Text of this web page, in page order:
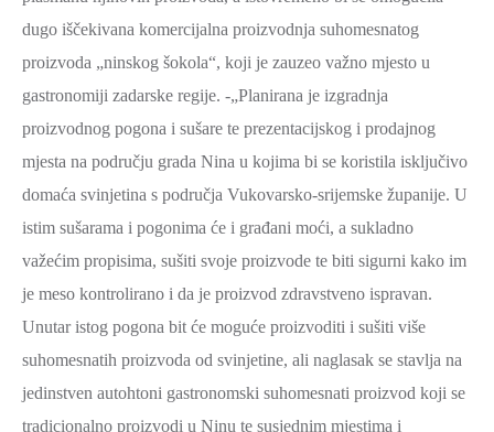
dugo iščekivana komercijalna proizvodnja suhomesnatog
proizvoda „ninskog šokola“, koji je zauzeo važno mjesto u
gastronomiji zadarske regije. -„Planirana je izgradnja
proizvodnog pogona i sušare te prezentacijskog i prodajnog
mjesta na području grada Nina u kojima bi se koristila isključivo
domaća svinjetina s područja Vukovarsko-srijemske županije. U
istim sušarama i pogonima će i građani moći, a sukladno
važećim propisima, sušiti svoje proizvode te biti sigurni kako im
je meso kontrolirano i da je proizvod zdravstveno ispravan.
Unutar istog pogona bit će moguće proizvoditi i sušiti više
suhomesnatih proizvoda od svinjetine, ali naglasak se stavlja na
jedinstven autohtoni gastronomski suhomesnati proizvod koji se
tradicionalno proizvodi u Ninu te susjednim mjestima i